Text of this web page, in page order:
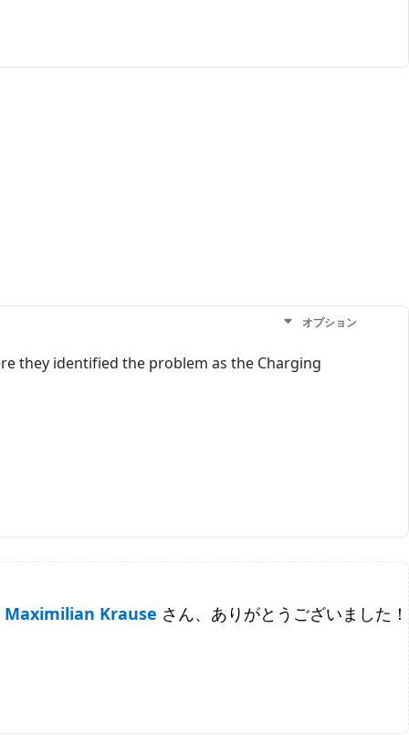
オプション
they identified the problem as the Charging
Maximilian Krause さん、ありがとうございました！